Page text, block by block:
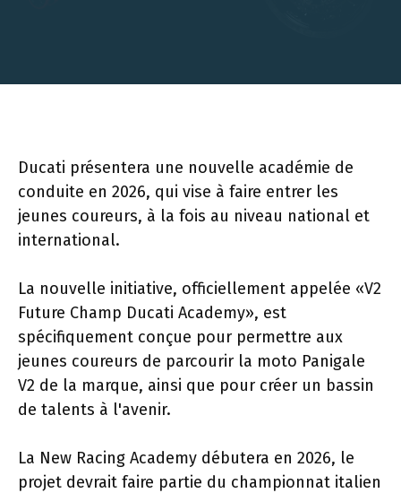
Ducati présentera une nouvelle académie de
conduite en 2026, qui vise à faire entrer les
jeunes coureurs, à la fois au niveau national et
international.
La nouvelle initiative, officiellement appelée «V2
Future Champ Ducati Academy», est
spécifiquement conçue pour permettre aux
jeunes coureurs de parcourir la moto Panigale
V2 de la marque, ainsi que pour créer un bassin
de talents à l'avenir.
La New Racing Academy débutera en 2026, le
projet devrait faire partie du championnat italien